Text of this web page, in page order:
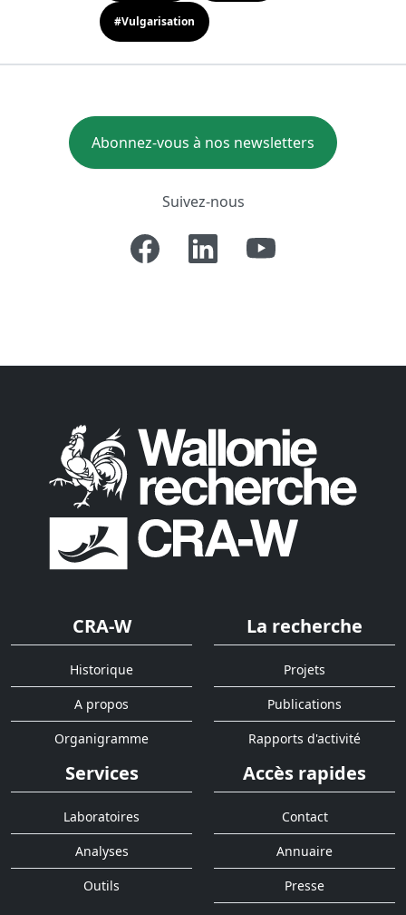
#Vulgarisation
Abonnez-vous à nos newsletters
Suivez-nous
CRA-W
Historique
A propos
Organigramme
La recherche
Projets
Publications
Rapports d'activité
Services
Laboratoires
Analyses
Outils
Accès rapides
Contact
Annuaire
Presse